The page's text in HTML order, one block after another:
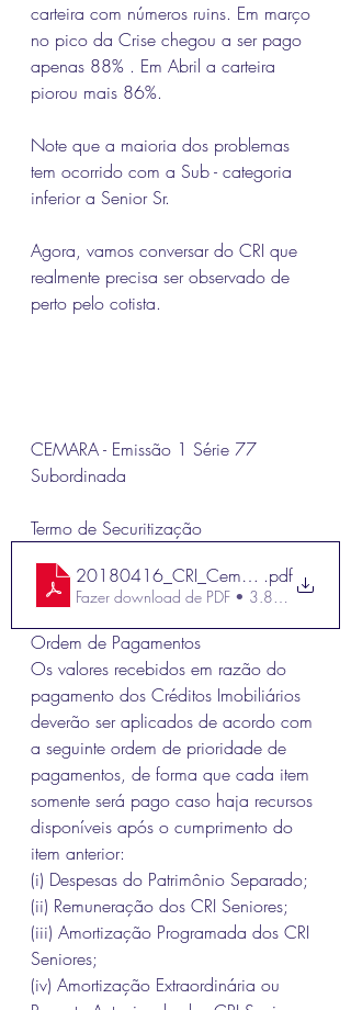
carteira com números ruins. Em março
no pico da Crise chegou a ser pago
apenas 88% . Em Abril a carteira
piorou mais 86%.
Note que a maioria dos problemas
tem ocorrido com a Sub - categoria
inferior a Senior Sr.
Agora, vamos conversar do CRI que
realmente precisa ser observado de
perto pelo cotista.
CEMARA - Emissão 1 Série 77
Subordinada
Termo de Securitização
.pdf
Fazer download de PDF • 3.84MB
Ordem de Pagamentos
Os valores recebidos em razão do
pagamento dos Créditos Imobiliários
deverão ser aplicados de acordo com
a seguinte ordem de prioridade de
pagamentos, de forma que cada item
somente será pago caso haja recursos
disponíveis após o cumprimento do
item anterior:
(i) Despesas do Patrimônio Separado;
(ii) Remuneração dos CRI Seniores;
(iii) Amortização Programada dos CRI
Seniores;
(iv) Amortização Extraordinária ou